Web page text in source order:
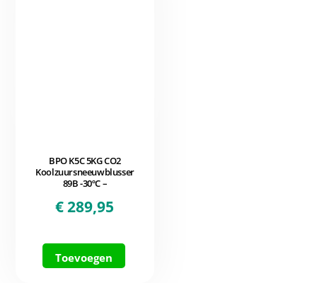
BPO K5C 5KG CO2
Koolzuursneeuwblusser
89B -30ºC –
€289,95
Toevoegen